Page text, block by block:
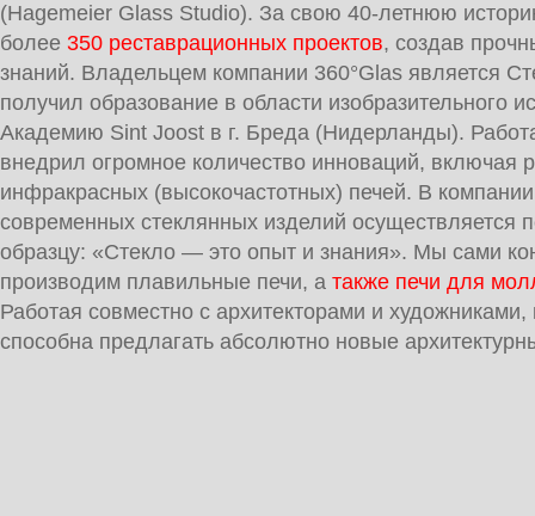
(Hagemeier Glass Studio). За свою 40-летнюю
более 350 реставрационных проектов, создав
знаний. Владельцем компании 360°Glas является
получил образование в области изобразительного
Академию Sint Joost в г. Бреда (Нидерланды).
внедрил огромное количество инноваций, включая
инфракрасных (высокочастотных) печей. B
современных стеклянных изделий осуществляется
образцу: «Стекло — это опыт и знания». Мы сами
производим плавильные печи, а также печи для
Работая совместно с архитекторами и
способна предлагать абсолютно новые